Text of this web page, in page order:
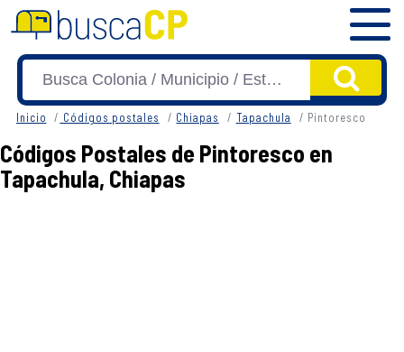
Inicio Códigos postales Chiapas Tapachula Pintoresco
Códigos Postales de Pintoresco en
Tapachula, Chiapas